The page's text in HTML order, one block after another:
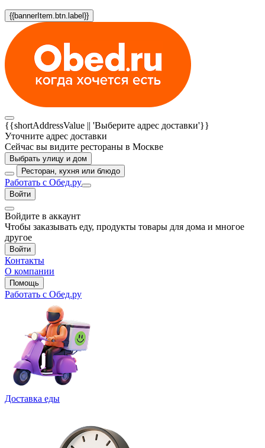
{{bannerItem.btn.label}}
{{shortAddressValue || 'Выберите адрес доставки'}}
Уточните адрес доставки
Сейчас вы видите рестораны в Москве
Выбрать улицу и дом
Ресторан, кухня или блюдо
Работать с Обед.ру
Войти
Войдите в аккаунт
Чтобы заказывать еду, продукты товары для дома и многое
другое
Войти
Контакты
О компании
Помощь
Работать с Обед.ру
Доставка еды